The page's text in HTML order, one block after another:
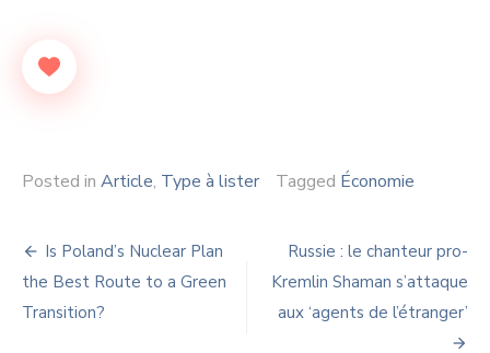
Posted in Article, Type à lister Tagged Économie
Navigation
de
l’article
Is Poland’s Nuclear Plan
the Best Route to a Green
Transition?
Russie : le chanteur pro-
Kremlin Shaman s’attaque
aux ‘agents de l’étranger’